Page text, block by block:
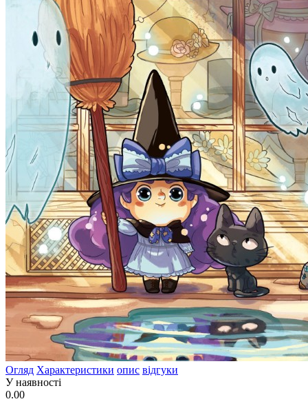
Огляд Характеристики опис відгуки
У наявності
0.00